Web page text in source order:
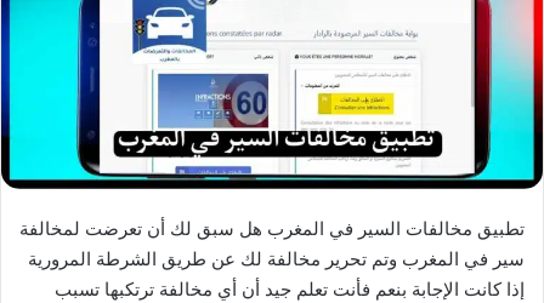
تطبيق مخالفات السير في المغرب هل سبق لك أن تعرضت لمخالفة
سير في المغرب وتم تحرير مخالفة لك عن طريق الشرطة المرورية
إذا كانت الإجابة بنعم فأنت تعلم جيد أن أي مخالفة ترتكبها تسبب